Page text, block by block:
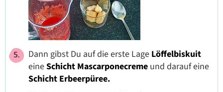
Dann gibst Du auf die erste Lage Löffelbiskuit
eineSchicht Mascarponecreme und darauf eine
Schicht Erbeerpüree.